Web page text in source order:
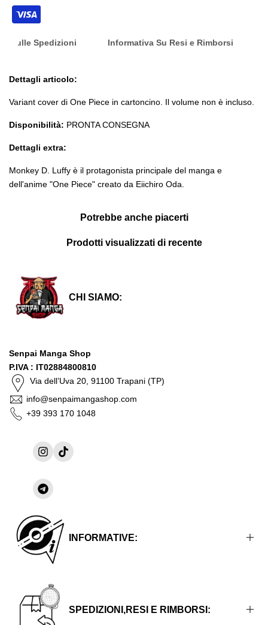
Sulle Spedizioni Informativa Su Resi e Rimborsi
Dettagli articolo:
Variant cover di One Piece in cartoncino. Il volume non è incluso.
Disponibilità: PRONTA CONSEGNA
Dettagli extra:
Monkey D. Luffy è il protagonista principale del manga e
dell'anime "One Piece" creato da Eiichiro Oda.
Potrebbe anche piacerti
Prodotti visualizzati di recente
CHI SIAMO:
Senpai Manga Shop
P.IVA : IT02884800810
Via dell’Uva 20, 91100 Trapani (TP)
info@senpaimangashop.com
+39 393 170 1048
Instagram
TikTok
Condividi
su
INFORMATIVE:
Informative Legali
Informative sulla Privacy
Termini e Condizioni del Servizio
SPEDIZIONI,RESI E RIMBORSI: